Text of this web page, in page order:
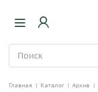
Главная | Каталог | Архив |